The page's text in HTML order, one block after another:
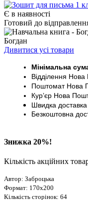
Є в наявності
Готовий до
Богдан
Дивитися усі товари
Мінімальна
Відділення
ПоштоматНова
Кур’єр Нова
Швидка доставка
Безкоштовна
Знижка 20%!
Кількість акційних
Автор: Заброцька
Формат: 170х200
Кількість сторінок: 64